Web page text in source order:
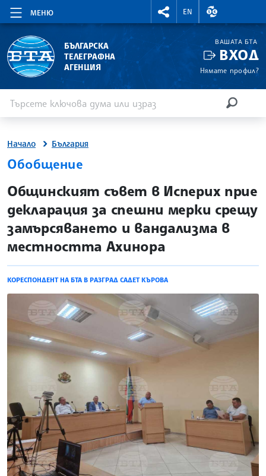
МЕНЮ
RIGHTMENU.SOCIAL
EN
ВАЛУТНИ
БЪЛГАРСКА
ТЕЛЕГРАФНА
АГЕНЦИЯ
ВАШАТА БТА
ВХОД
Нямате профил?
Начало България
Обобщение
site.bta
Общинският съвет в Исперих прие
декларация за спешни мерки срещу
замърсяването и вандализма в
местността Ахинора
КОРЕСПОНДЕНТ НА БТА В РАЗГРАД САДЕТ КЪРОВА